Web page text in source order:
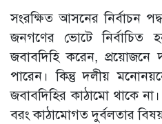
সংরক্ষিত আসনের নির্বাচন
জনগণের ভোটে নির্বাচিত
জবাবদিহি করেন,
পারেন। কিন্তু দলীয়
জবাবদিহির কাঠামো থাকে
বরং কাঠামোগত দুর্বলতার